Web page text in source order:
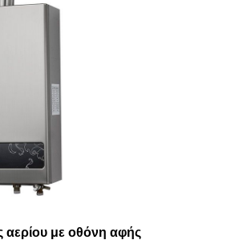
με οθόνη αφής